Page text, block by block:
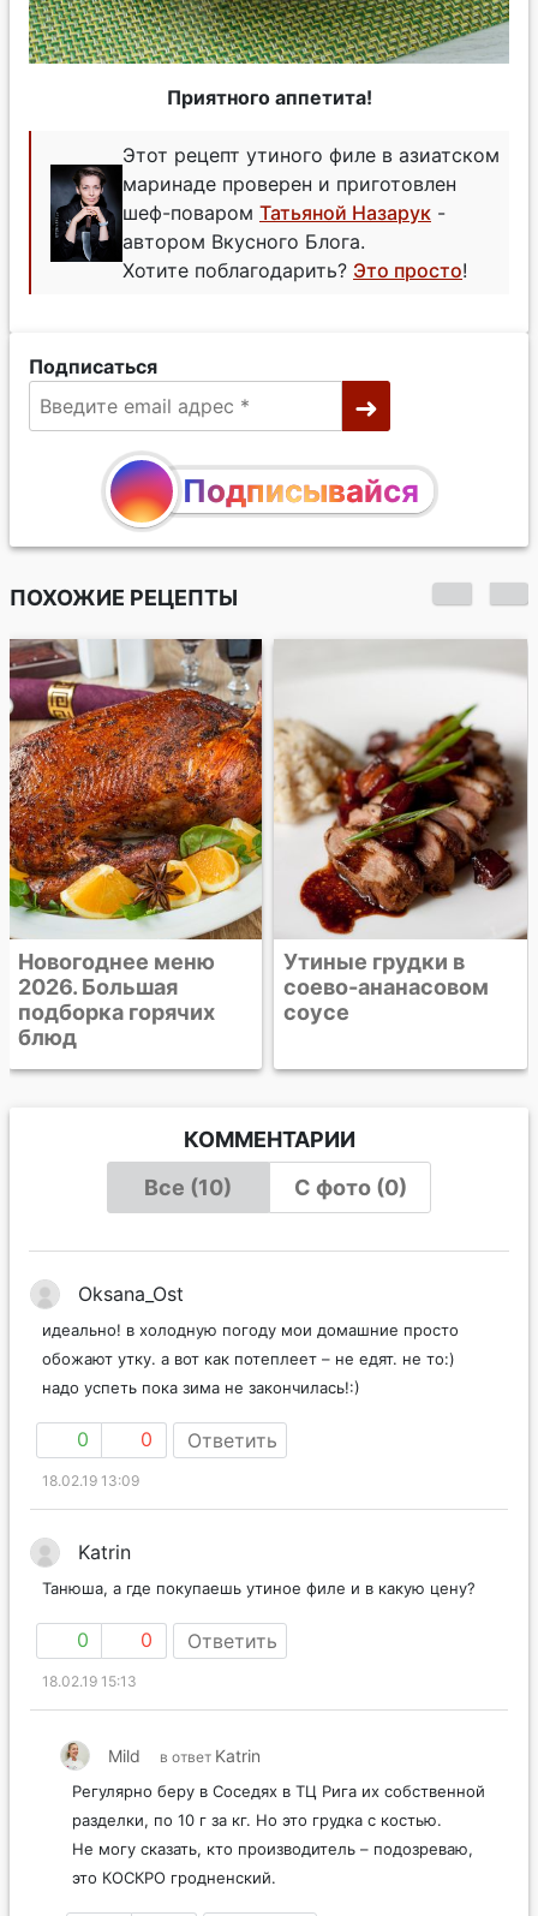
Приятного аппетита!
Этот рецепт утиного филе в азиатском
маринаде проверен и приготовлен
шеф-поваром Татьяной Назарук -
автором Вкусного Блога.
Хотите поблагодарить? Это просто!
Подписаться
Подписывайся
ПОХОЖИЕ РЕЦЕПТЫ
Новогоднее меню
2026. Большая
подборка горячих
блюд
Утиные грудки в
соево-ананасовом
соусе
КОММЕНТАРИИ
Все (10)
С фото (0)
Oksana_Ost
идеально! в холодную погоду мои домашние просто
обожают утку. а вот как потеплеет – не едят. не то:)
надо успеть пока зима не закончилась!:)
0 0 Ответить
18.02.19 13:09
Katrin
Танюша, а где покупаешь утиное филе и в какую цену?
0 0 Ответить
18.02.19 15:13
Mild в ответ Katrin
Регулярно беру в Соседях в ТЦ Рига их собственной
разделки, по 10 г за кг. Но это грудка с костью.
Не могу сказать, кто производитель – подозреваю,
это КОСКРО гродненский.